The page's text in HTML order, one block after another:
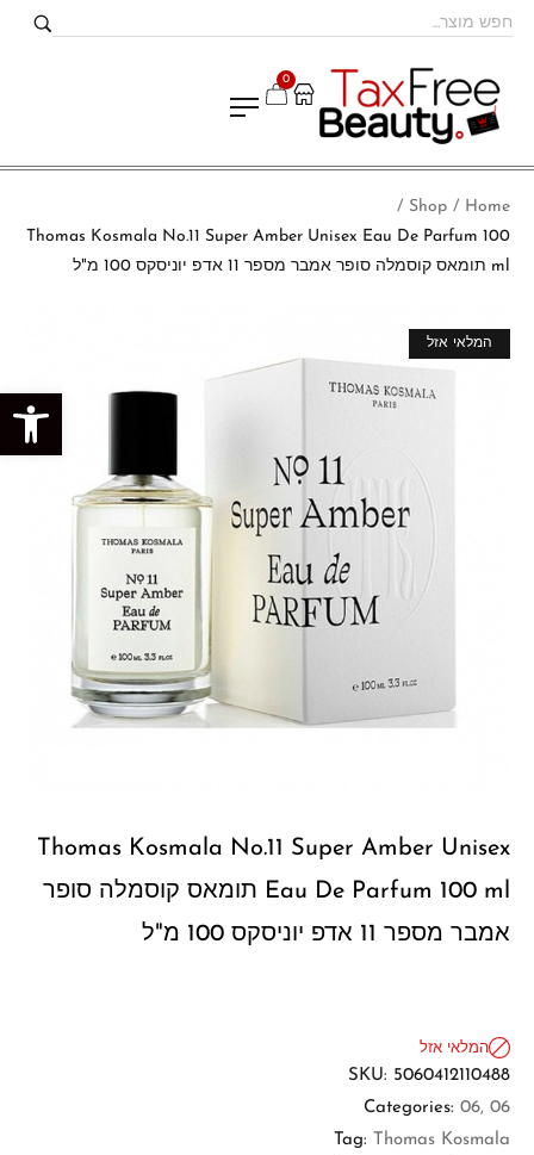
פתח סרגל נגישות
0
Home
/
Shop
/
Thomas Kosmala No.11 Super Amber Unisex Eau De Parfum 100
ml תומאס קוסמלה סופר אמבר מספר 11 אדפ יוניסקס 100 מ"ל
מבצע!
המלאי אזל
Thomas Kosmala No.11 Super Amber Unisex
Eau De Parfum 100 ml תומאס קוסמלה סופר
אמבר מספר 11 אדפ יוניסקס 100 מ"ל
המלאי אזל
SKU: 5060412110488
Categories: 06, 06
Tag:
Thomas Kosmala